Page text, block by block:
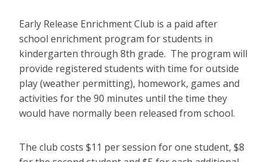
Early Release Enrichment Club is a paid after
school enrichment program for students in
kindergarten through 8th grade. The program will
provide registered students with time for outside
play (weather permitting), homework, games and
activities for the 90 minutes until the time they
would have normally been released from school.
The club costs $11 per session for one student, $8